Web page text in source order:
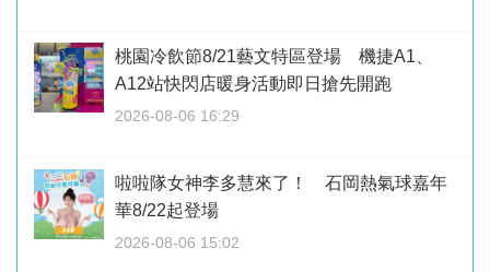
桃園冷飲節8/21藝文特區登場 機捷A1、
A12站快閃店暖身活動即日搶先開跑
2026-08-06 16:29
啦啦隊女神李多慧來了！ 石岡熱氣球嘉年
華8/22起登場
2026-08-06 15:02